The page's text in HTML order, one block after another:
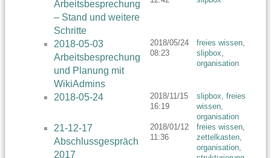
Arbeitsbesprechung
– Stand und weitere
Schritte
2018-05-03
Arbeitsbesprechung
und Planung mit
WikiAdmins
2018/05/24
08:23
freies wissen,
slipbox,
organisation
2018-05-24
2018/11/15
16:19
slipbox, freies
wissen,
organisation
21-12-17
Abschlussgespräch
2017
2018/01/12
11:36
freies wissen,
zettelkasten,
organisation,